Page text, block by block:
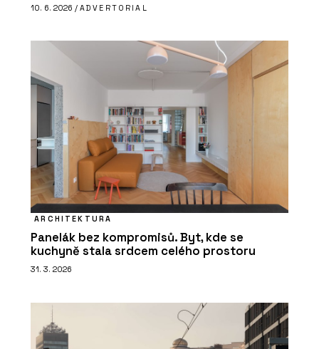
10. 6. 2026 / ADVERTORIAL
ARCHITEKTURA
Panelák bez kompromisů. Byt, kde se
kuchyně stala srdcem celého prostoru
31. 3. 2026